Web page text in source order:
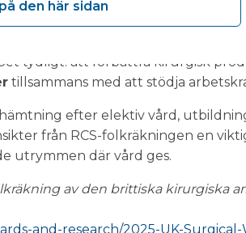
utan tillräcklig klinisk insats
tydligt: att förbättra kirurgisk
tillsammans med att stödja
efter elektiv vård,
från RCS-folkräkningen en
utrymmen där vård ges.
av den brittiska kirurgiska
and-research/2025-UK-
den här sidan